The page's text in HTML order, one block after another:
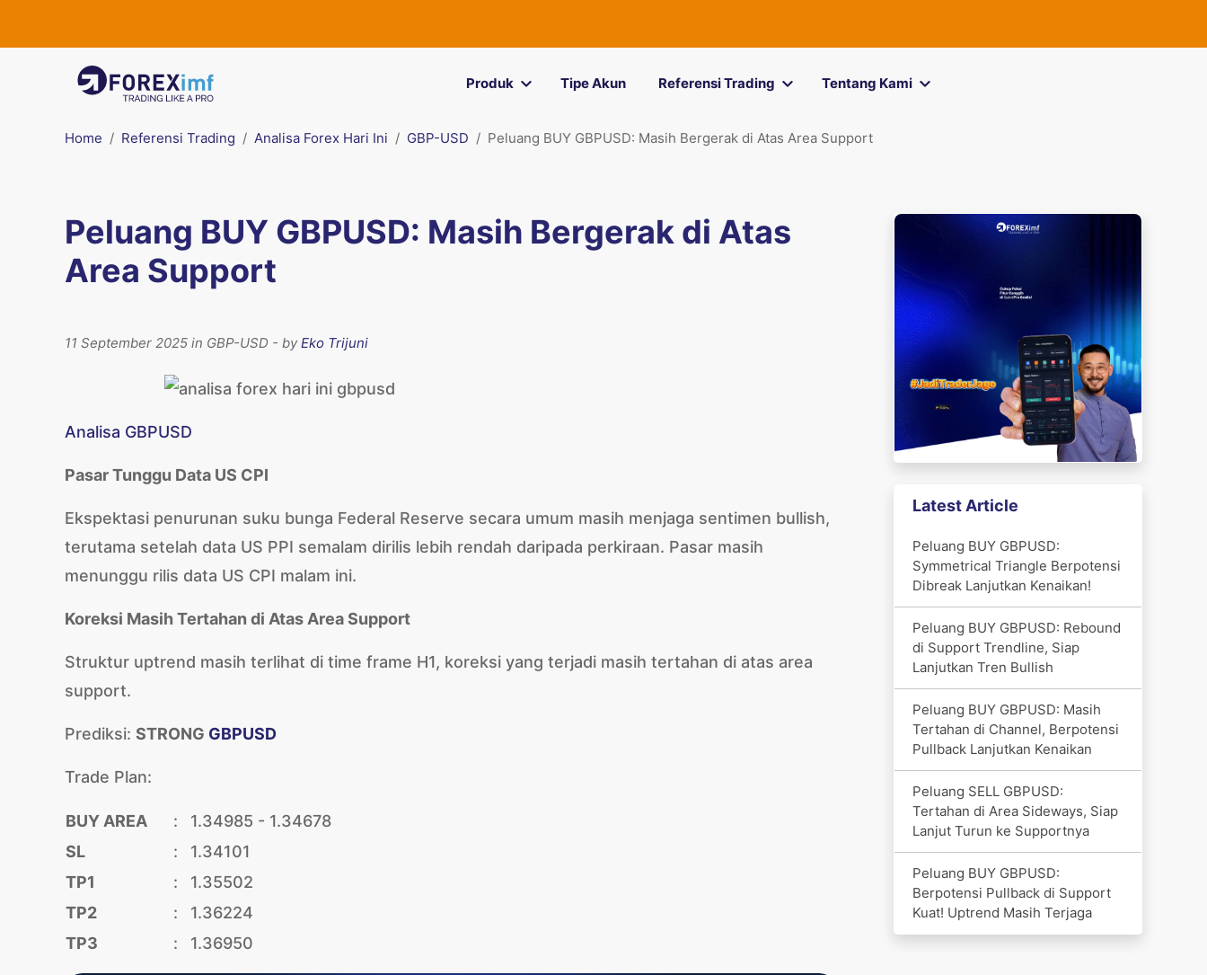
Produk Tipe Akun Referensi Trading Tentang Kami
Home Referensi Trading Analisa Forex Hari Ini GBP-USD Peluang BUY GBPUSD: Masih Bergerak di Atas Area Support
Peluang BUY GBPUSD: Masih Bergerak di Atas
Area Support
11 September 2025 in GBP-USD - byEko Trijuni
Analisa GBPUSD
Pasar Tunggu Data US CPI
Ekspektasi penurunan suku bunga Federal Reserve secara umum masih menjaga sentimen bullish,
terutama setelah data US PPI semalam dirilis lebih rendah daripada perkiraan. Pasar masih
menunggu rilis data US CPI malam ini.
Koreksi Masih Tertahan di Atas Area Support
Struktur uptrend masih terlihat di time frame H1, koreksi yang terjadi masih tertahan di atas area
support.
Prediksi: STRONG GBPUSD
Trade Plan:
BUY AREA :
1.34985 - 1.34678
SL
:
1.34101
TP1
:
1.35502
TP2
:
1.36224
TP3
: 1.36950
Latest Article
Peluang BUY GBPUSD:
Symmetrical Triangle Berpotensi
Dibreak Lanjutkan Kenaikan!
Peluang BUY GBPUSD: Rebound
di Support Trendline, Siap
Lanjutkan Tren Bullish
Peluang BUY GBPUSD: Masih
Tertahan di Channel, Berpotensi
Pullback Lanjutkan Kenaikan
Peluang SELL GBPUSD:
Tertahan di Area Sideways, Siap
Lanjut Turun ke Supportnya
Peluang BUY GBPUSD:
Berpotensi Pullback di Support
Kuat! Uptrend Masih Terjaga